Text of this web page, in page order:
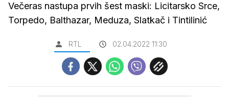
Večeras nastupa prvih šest maski: Licitarsko Srce,
Torpedo, Balthazar, Meduza, Slatkač i Tintilinić
RTL 02.04.2022 11:30